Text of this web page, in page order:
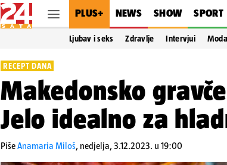
PLUS+ NEWS SHOW SPORT
Ljubav i seks Zdravlje Intervjui Moda
RECEPT DANA
Makedonsko
Jelo idealno za
PišeAnamaria Miloš, nedjelja, 3.12.2023. u 19:00